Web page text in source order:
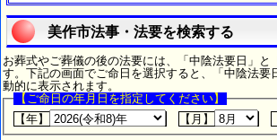
美作市法事・法要を検索する
お葬式やご葬儀の後の法要には、「中陰法要日」と
す。下記の画面でご命日を選択すると、「中陰法要
動的に表示されます。
【ご命日の年月日を指定してください】
【年】
【月】